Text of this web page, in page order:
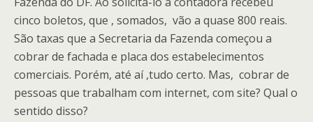
cinco boletos, que , somados, vão a quase 800 reais.
São taxas que a Secretaria da Fazenda começou a
cobrar de fachada e placa dos estabelecimentos
comerciais. Porém, até aí ,tudo certo. Mas, cobrar de
pessoas que trabalham com internet, com site? Qual o
sentido disso?